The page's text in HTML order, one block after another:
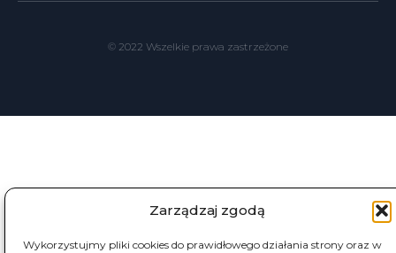
Zarządzaj zgodą
Wykorzystujmy pliki cookies do prawidłowego działania strony oraz w
© 2022 Wszelkie prawa zastrzeżone